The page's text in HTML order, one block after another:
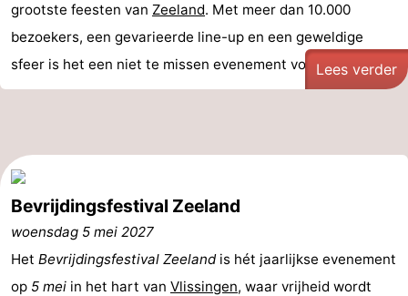
grootste feesten van Zeeland. Met meer dan 10.000
bezoekers, een gevarieerde line-up en een geweldige
sfeer is het een niet te missen evenement voor ...Lees verder
Bevrijdingsfestival Zeeland
woensdag 5 mei 2027
Het Bevrijdingsfestival Zeelandis hét jaarlijkse evenement
op 5 mei in het hart van Vlissingen, waar vrijheid wordt